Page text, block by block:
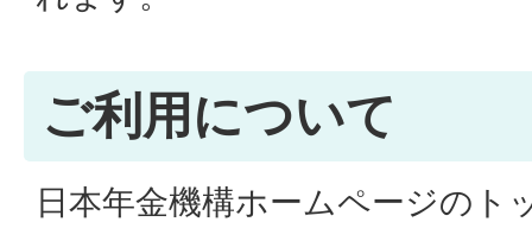
ご利用について
日本年金機構ホームページのト